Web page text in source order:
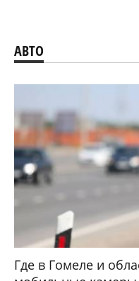
АВТО
Где в Гомеле и